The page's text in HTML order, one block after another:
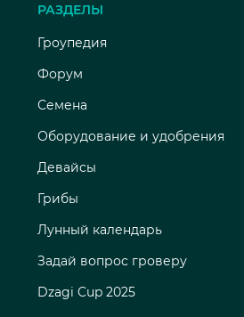
РАЗДЕЛЫ
Гроупедия
Форум
Семена
Оборудование и удобрения
Девайсы
Грибы
Лунный календарь
Задай вопрос гроверу
Dzagi Cup 2025